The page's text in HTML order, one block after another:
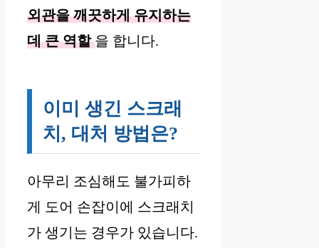
외관을 깨끗하게 유지하는
데 큰 역할 을 합니다.
이미 생긴 스크래
치, 대처 방법은?
아무리 조심해도 불가피하
게 도어 손잡이에 스크래치
가 생기는 경우가 있습니다.